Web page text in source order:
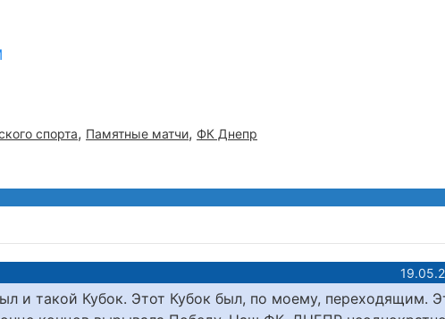
спорта, Памятные матчи, ФК Днепр
и такой Кубок. Этот Кубок был, по моему, переходящим.